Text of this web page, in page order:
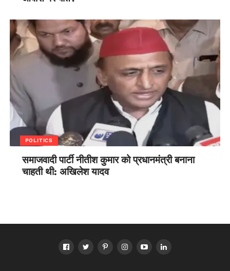
POLITICS
समाजवादी पार्टी नीतीश कुमार को प्रधानमंत्री बनाना
चाहती थी: अखिलेश यादव